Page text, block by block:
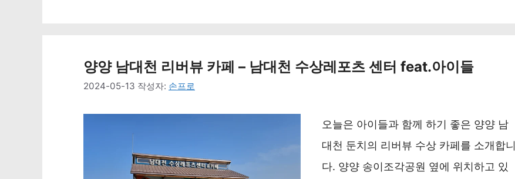
양양 남대천 리버뷰 카페 – 남대천 수상레포츠 센터 feat.아이들
2024-05-13 작성자: 손프로
오늘은 아이들과 함께 하기 좋은 양양 남
대천 둔치의 리버뷰 수상 카페를 소개합니
다. 양양 송이조각공원 옆에 위치하고 있